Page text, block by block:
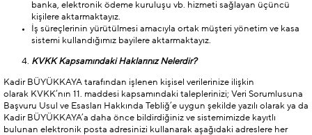
banka, elektronik ödeme kuruluşu vb. hizmeti sağlayan üçüncü
kişilere aktarmaktayız.
İş süreçlerinin yürütülmesi amacıyla ortak müşteri yönetim ve kasa
sistemi kullandığımız bayilere aktarmaktayız.
KVKK Kapsamındaki Haklarınız Nelerdir?
Kadir BÜYÜKKAYA tarafından işlenen kişisel verilerinize ilişkin
olarak KVKK’nın 11. maddesi kapsamındaki taleplerinizi; Veri Sorumlusuna
Başvuru Usul ve Esasları Hakkında Tebliğ’e uygun şekilde yazılı olarak ya da
Kadir BÜYÜKKAYA’a daha önce bildirdiğiniz ve sistemimizde kayıtlı
bulunan elektronik posta adresinizi kullanarak aşağıdaki adreslere her